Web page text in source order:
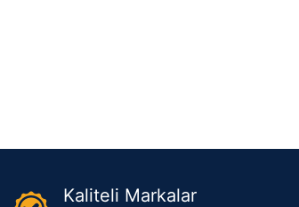
Kaliteli Markalar